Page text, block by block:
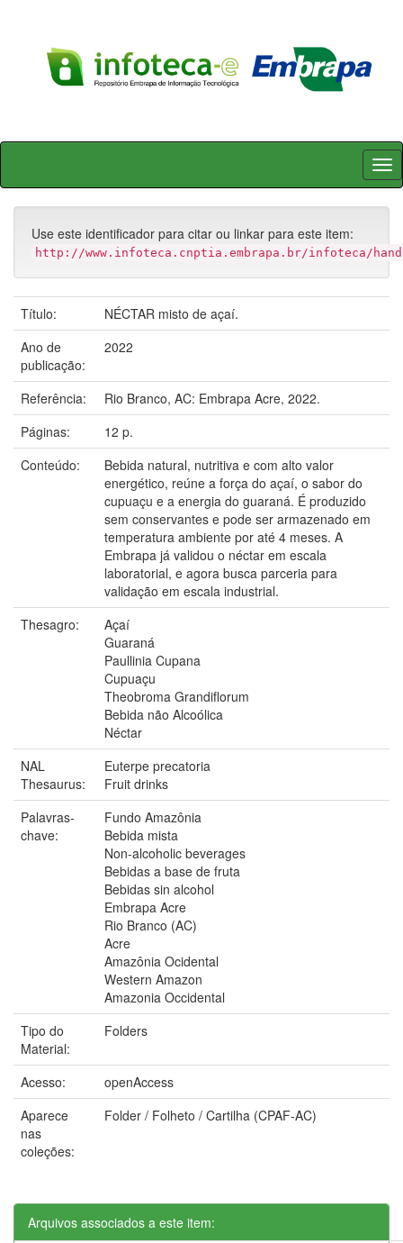
Skip
Use este identificador para citar ou linkar para este item:
http://www.infoteca.cnptia.embrapa.br/infoteca/
Título:
NÉCTAR misto de açaí.
Ano de
publicação:
2022
Referência:
Rio Branco, AC: Embrapa Acre, 2022.
Páginas:
12 p.
Conteúdo:
Bebida natural, nutritiva e com alto valor
energético, reúne a força do açaí, o sabor do
cupuaçu e a energia do guaraná. É produzido
sem conservantes e pode ser armazenado em
temperatura ambiente por até 4 meses. A
Embrapa já validou o néctar em escala
laboratorial, e agora busca parceria para
validação em escala industrial.
Thesagro:
Açaí
Guaraná
Paullinia Cupana
Cupuaçu
Theobroma Grandiflorum
Bebida não Alcoólica
Néctar
NAL
Thesaurus:
Euterpe precatoria
Fruit drinks
Palavras-
chave:
Fundo Amazônia
Bebida mista
Non-alcoholic beverages
Bebidas a base de fruta
Bebidas sin alcohol
Embrapa Acre
Rio Branco (AC)
Acre
Amazônia Ocidental
Western Amazon
Amazonia Occidental
Tipo do
Material:
Folders
Acesso:
openAccess
Aparece
nas
coleções:
Folder / Folheto / Cartilha (CPAF-AC)
Arquivos associados a este item: